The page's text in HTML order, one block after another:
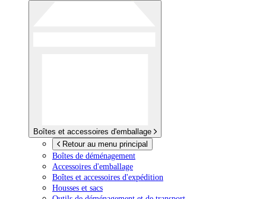
Boîtes et accessoires d'emballage
Retour au menu principal
Boîtes de déménagement
Accessoires d'emballage
Boîtes et accessoires d'expédition
Housses et sacs